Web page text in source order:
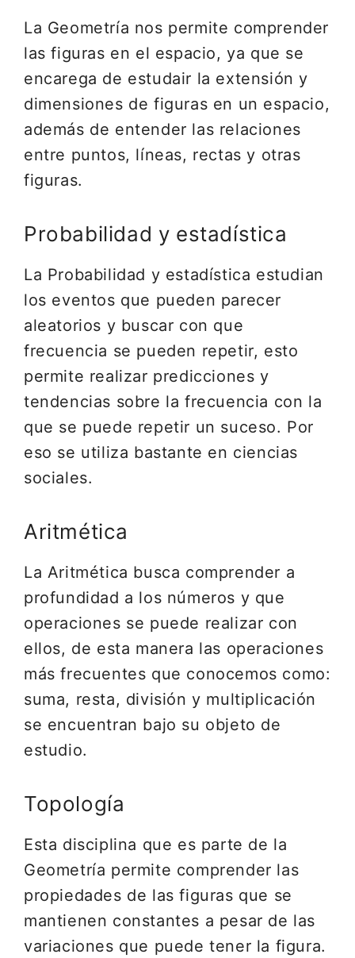
La Geometría nos permite comprender
las figuras en el espacio, ya que se
encarega de estudair la extensión y
dimensiones de figuras en un espacio,
además de entender las relaciones
entre puntos, líneas, rectas y otras
figuras.
Probabilidad y estadística
La Probabilidad y estadística estudian
los eventos que pueden parecer
aleatorios y buscar con que
frecuencia se pueden repetir, esto
permite realizar predicciones y
tendencias sobre la frecuencia con la
que se puede repetir un suceso. Por
eso se utiliza bastante en ciencias
sociales.
Aritmética
La Aritmética busca comprender a
profundidad a los números y que
operaciones se puede realizar con
ellos, de esta manera las operaciones
más frecuentes que conocemos como:
suma, resta, división y multiplicación
se encuentran bajo su objeto de
estudio.
Topología
Esta disciplina que es parte de la
Geometría permite comprender las
propiedades de las figuras que se
mantienen constantes a pesar de las
variaciones que puede tener la figura.